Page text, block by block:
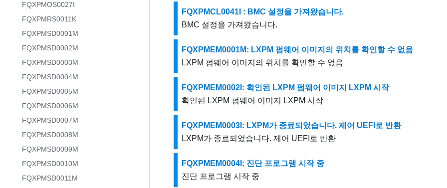
FQXPMOS0027I
FQXPMRS0011K
FQXPMSD0001M
FQXPMSD0002M
FQXPMSD0003M
FQXPMSD0004M
FQXPMSD0005M
FQXPMSD0006M
FQXPMSD0007M
FQXPMSD0008M
FQXPMSD0009M
FQXPMSD0010M
FQXPMSD0011M
FQXPMCL0041I : BMC 설정을 가져왔습니다.
BMC 설정을 가져왔습니다.
FQXPMEM0001M: LXPM 펌웨어 이미지의 위치를 확인할 수 없음
LXPM 펌웨어 이미지의 위치를 확인할 수 없음
FQXPMEM0002I: 확인된 LXPM 펌웨어 이미지 LXPM 시작
확인된 LXPM 펌웨어 이미지 LXPM 시작
FQXPMEM0003I: LXPM가 종료되었습니다. 제어 UEFI로 반환
LXPM가 종료되었습니다. 제어 UEFI로 반환
FQXPMEM0004I: 진단 프로그램 시작 중
진단 프로그램 시작 중